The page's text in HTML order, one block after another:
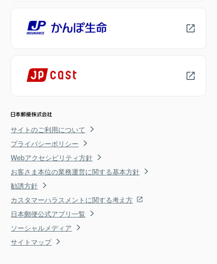
サイトのご利用について
プライバシーポリシー
Webアクセシビリティ方針
お客さま本位の業務運営に関する基本方針
勧誘方針
カスタマーハラスメントに関する考え方
日本郵便公式アプリ一覧
ソーシャルメディア
サイトマップ